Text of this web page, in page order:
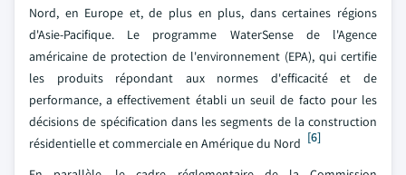
Nord, en Europe et, de plus en plus, dans certaines régions
d'Asie-Pacifique. Le programme WaterSense de l'Agence
américaine de protection de l'environnement (EPA), qui certifie
les produits répondant aux normes d'efficacité et de
performance, a effectivement établi un seuil de facto pour les
décisions de spécification dans les segments de la construction
résidentielle et commerciale en Amérique du Nord [6]